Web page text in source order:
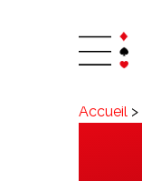
Accueil >